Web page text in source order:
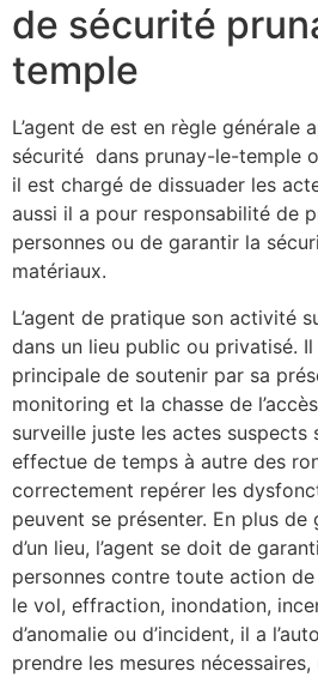
de sécurité
temple
L’agent de est en règle générale
sécurité dans prunay-le-temple
il est chargé de dissuader les
aussi il a pour responsabilité de
personnes ou de garantir la
matériaux.
L’agent de pratique son activité
dans un lieu public ou privatisé.
principale de soutenir par sa
monitoring et la chasse de
surveille juste les actes suspects
effectue de temps à autre des
correctement repérer les
peuvent se présenter. En plus
d’un lieu, l’agent se doit de
personnes contre toute action
le vol, effraction, inondation,
d’anomalie ou d’incident, il a
prendre les mesures